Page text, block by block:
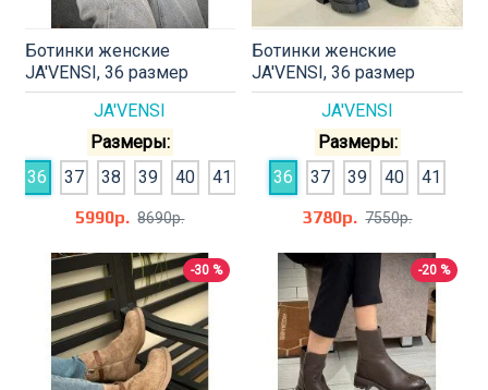
JA'VENSI
Ботинки женские
JA'VENSI, 36 размер
Размеры:
36
37 38 39 40
41
5990р. 8690р.
JA'VENSI
Ботинки женские
JA'VENSI, 36 размер
Размеры:
36
37 39 40
41
3780р. 7550р.
-30 % -20 %